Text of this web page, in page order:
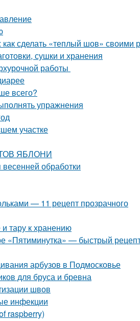
сделать «теплый шов» своими
сушки и хранения
работы
всего?
упражнения
участке
ЯБЛОНИ
обработки
— 11 рецепт прозрачного
тару к хранению
«Пятиминутка» — быстрый
арбузов в Подмосковье
для бруса и бревна
швов
инфекции
raspberry)